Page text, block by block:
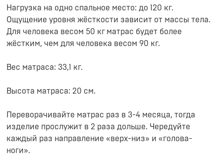
Нагрузка на одно спальное место: до 120 кг.
Ощущение уровня жёсткости зависит от массы тела.
Для человека весом 50 кг матрас будет более
жёстким, чем для человека весом 90 кг.
Вес матраса: 33,1 кг.
Высота матраса: 20 см.
Переворачивайте матрас раз в 3-4 месяца, тогда
изделие прослужит в 2 раза дольше. Чередуйте
каждый раз направление «верх-низ» и «голова-
ноги».